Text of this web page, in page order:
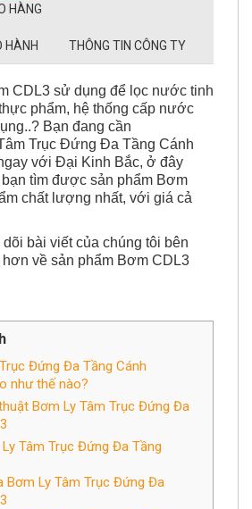
HÀNG
HÀNH THÔNG TIN CÔNG TY
CDL3 sử dụng để lọc nước tinh
phẩm, hệ thống cấp nước
Bạn đang cần
Trục Đứng Đa Tầng Cánh
với Đại Kinh Bắc, ở đây
tìm được sản phẩm Bơm
chất lượng nhất, với giá cả
bài viết của chúng tôi bên
về sản phẩm Bơm CDL3
Đứng Đa Tầng Cánh
như thế nào?
Bơm Ly Tâm Trục Đứng Đa
Tâm Trục Đứng Đa Tầng
Bơm Ly Tâm Trục Đứng Đa